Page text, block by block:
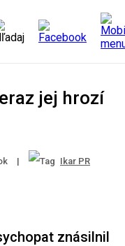
jej hrozí
| Ikar PR
znásilnil